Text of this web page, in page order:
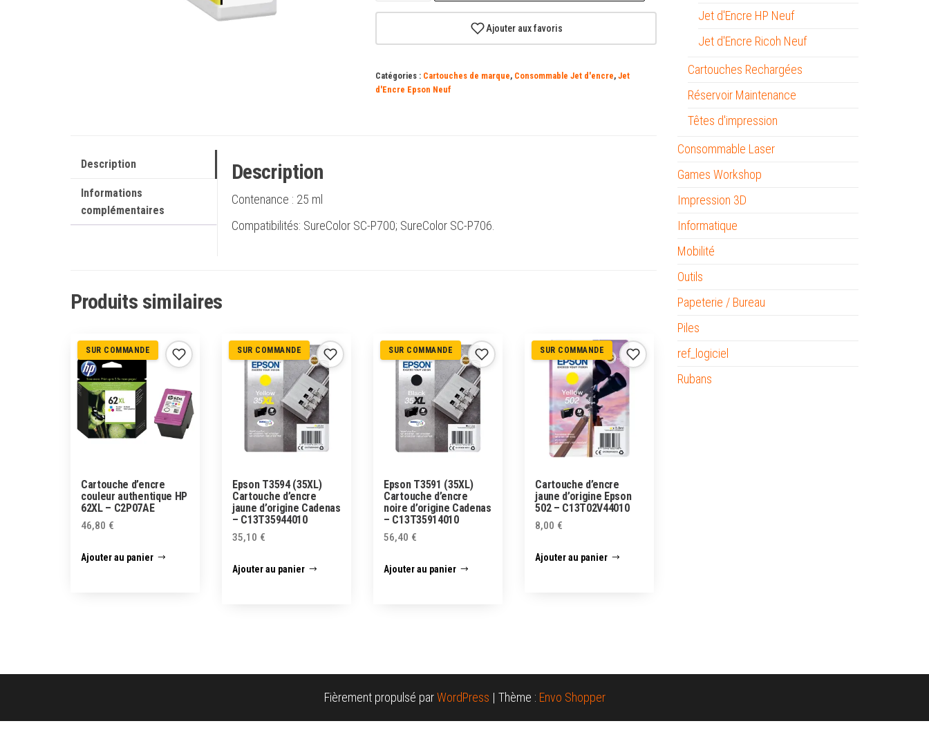
jaune
Epson
Ajouter aux favoris
Catégories : Cartouches de marque, Consommable Jet d'encre, Jet
d'Encre Epson Neuf
Description
Informations
complémentaires
Description
Contenance : 25 ml
Compatibilités: SureColor SC-P700; SureColor SC-P706.
Produits similaires
SUR COMMANDE
Cartouche d’encre
couleur authentique HP
62XL – C2P07AE
46,80 €
Ajouter au panier
SUR COMMANDE
Epson T3594 (35XL)
Cartouche d’encre
jaune d’origine Cadenas
– C13T35944010
35,10 €
Ajouter au panier
SUR COMMANDE
Epson T3591 (35XL)
Cartouche d’encre
noire d’origine Cadenas
– C13T35914010
56,40 €
Ajouter au panier
SUR COMMANDE
Cartouche d’encre
jaune d’origine Epson
502 – C13T02V44010
8,00 €
Ajouter au panier
Jet d'Encre HP Neuf
Jet d'Encre Ricoh Neuf
Cartouches Rechargées
Réservoir Maintenance
Têtes d'impression
Consommable Laser
Games Workshop
Impression 3D
Informatique
Mobilité
Outils
Papeterie / Bureau
Piles
ref_logiciel
Rubans
Fièrement propulsé parWordPress | Thème : Envo Shopper